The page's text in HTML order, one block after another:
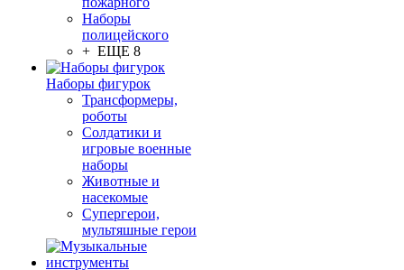
Наборы
полицейского
+ ЕЩЕ 8
Наборы фигурок
Трансформеры,
роботы
Солдатики и
игровые военные
наборы
Животные и
насекомые
Супергерои,
мультяшные герои